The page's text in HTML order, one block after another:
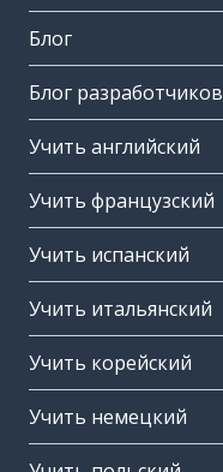
Блог
Блог разработчиков
Учить английский
Учить французский
Учить испанский
Учить итальянский
Учить корейский
Учить немецкий